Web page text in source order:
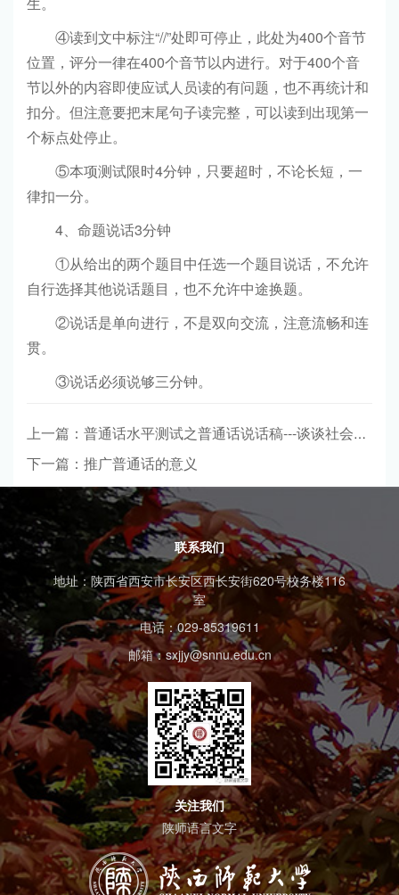
④读到文中标注“//”处即可停止，此处为400个音节
位置，评分一律在400个音节以内进行。对于400个音
节以外的内容即使应试人员读的有问题，也不再统计和
扣分。但注意要把末尾句子读完整，可以读到出现第一
个标点处停止。
⑤本项测试限时4分钟，只要超时，不论长短，一
律扣一分。
4、命题说话3分钟
①从给出的两个题目中任选一个题目说话，不允许
自行选择其他说话题目，也不允许中途换题。
②说话是单向进行，不是双向交流，注意流畅和连
贯。
③说话必须说够三分钟。
上一篇：普通话水平测试之普通话说话稿---谈谈社会公德
下一篇：推广普通话的意义
联系我们
地址：陕西省西安市长安区西长安街620号校务楼116
室
电话：029-85319611
邮箱：sxjjy@snnu.edu.cn
关注我们
陕师语言文字